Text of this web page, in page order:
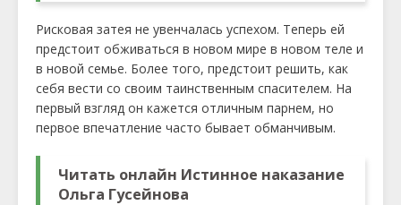
Рисковая затея не увенчалась успехом. Теперь ей
предстоит обживаться в новом мире в новом теле и
в новой семье. Более того, предстоит решить, как
себя вести со своим таинственным спасителем. На
первый взгляд он кажется отличным парнем, но
первое впечатление часто бывает обманчивым.
Читать онлайн Истинное наказание
Ольга Гусейнова